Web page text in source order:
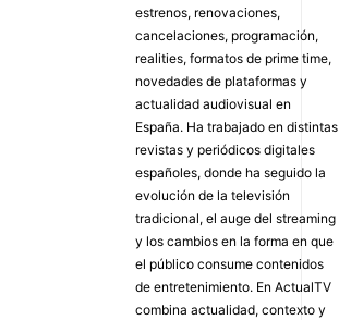
estrenos, renovaciones,
cancelaciones, programación,
realities, formatos de prime time,
novedades de plataformas y
actualidad audiovisual en
España. Ha trabajado en distintas
revistas y periódicos digitales
españoles, donde ha seguido la
evolución de la televisión
tradicional, el auge del streaming
y los cambios en la forma en que
el público consume contenidos
de entretenimiento. En ActualTV
combina actualidad, contexto y